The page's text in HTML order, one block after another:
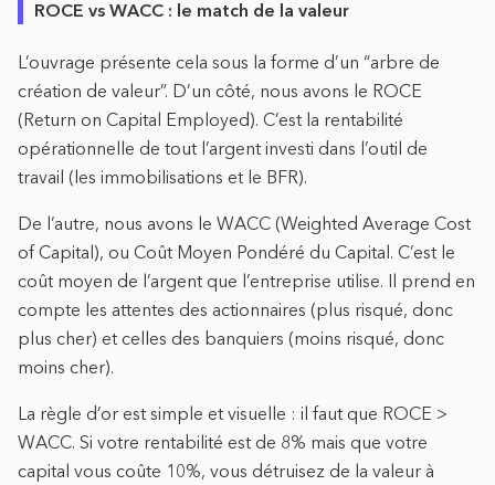
ROCE vs WACC : le match de la valeur
L’ouvrage présente cela sous la forme d’un “arbre de
création de valeur”. D’un côté, nous avons le ROCE
(Return on Capital Employed). C’est la rentabilité
opérationnelle de tout l’argent investi dans l’outil de
travail (les immobilisations et le BFR).
De l’autre, nous avons le WACC (Weighted Average Cost
of Capital), ou Coût Moyen Pondéré du Capital. C’est le
coût moyen de l’argent que l’entreprise utilise. Il prend en
compte les attentes des actionnaires (plus risqué, donc
plus cher) et celles des banquiers (moins risqué, donc
moins cher).
La règle d’or est simple et visuelle : il faut que ROCE >
WACC. Si votre rentabilité est de 8% mais que votre
capital vous coûte 10%, vous détruisez de la valeur à